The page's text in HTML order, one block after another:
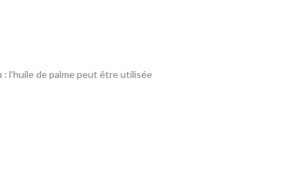
l’huile de palme peut être utilisée